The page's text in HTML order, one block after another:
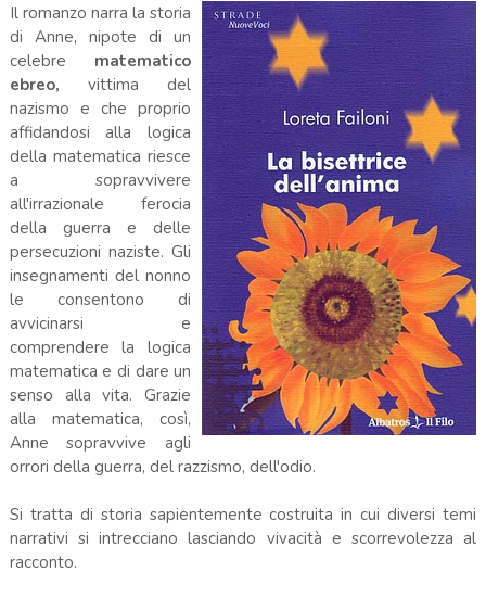
Il romanzo narra la storia
di Anne, nipote di un
celebre matematico
ebreo, vittima del
nazismo e che proprio
affidandosi alla logica
della matematica riesce
a sopravvivere
all'irrazionale ferocia
della guerra e delle
persecuzioni naziste. Gli
insegnamenti del nonno
le consentono di
avvicinarsi e
comprendere la logica
matematica e di dare un
senso alla vita. Grazie
alla matematica, così,
Anne sopravvive agli
orrori della guerra, del razzismo, dell'odio.
Si tratta di storia sapientemente costruita in cui diversi temi
narrativi si intrecciano lasciando vivacità e scorrevolezza al
racconto.